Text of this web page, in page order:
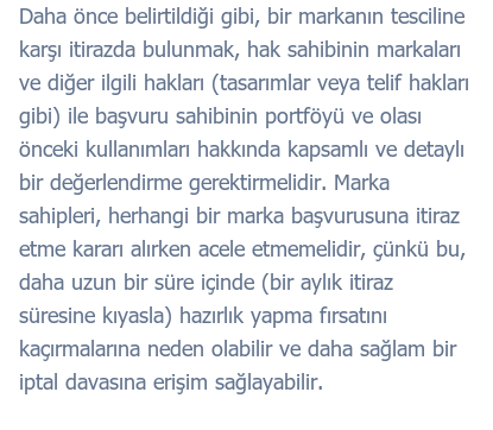
Daha önce belirtildiği gibi, bir markanın tesciline
karşı itirazda bulunmak, hak sahibinin markaları
ve diğer ilgili hakları (tasarımlar veya telif hakları
gibi) ile başvuru sahibinin portföyü ve olası
önceki kullanımları hakkında kapsamlı ve detaylı
bir değerlendirme gerektirmelidir. Marka
sahipleri, herhangi bir marka başvurusuna itiraz
etme kararı alırken acele etmemelidir, çünkü bu,
daha uzun bir süre içinde (bir aylık itiraz
süresine kıyasla) hazırlık yapma fırsatını
kaçırmalarına neden olabilir ve daha sağlam bir
iptal davasına erişim sağlayabilir.